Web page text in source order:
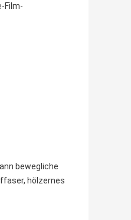
Film-
bewegliche
hölzernes